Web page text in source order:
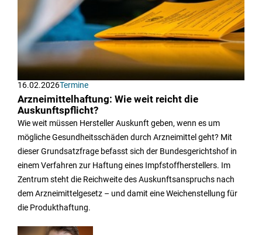
16.02.2026Termine
Arzneimittelhaftung: Wie weit reicht die
Auskunftspflicht?
Wie weit müssen Hersteller Auskunft geben, wenn es um
mögliche Gesundheitsschäden durch Arzneimittel geht? Mit
dieser Grundsatzfrage befasst sich der Bundesgerichtshof in
einem Verfahren zur Haftung eines Impfstoffherstellers. Im
Zentrum steht die Reichweite des Auskunftsanspruchs nach
dem Arzneimittelgesetz – und damit eine Weichenstellung für
die Produkthaftung.